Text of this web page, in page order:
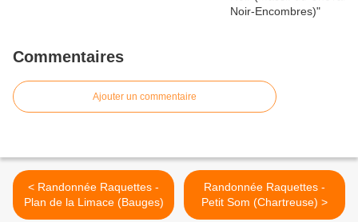
Commentaires
Ajouter un commentaire
< Randonnée Raquettes -
Plan de la Limace (Bauges)
Randonnée Raquettes -
Petit Som (Chartreuse) >